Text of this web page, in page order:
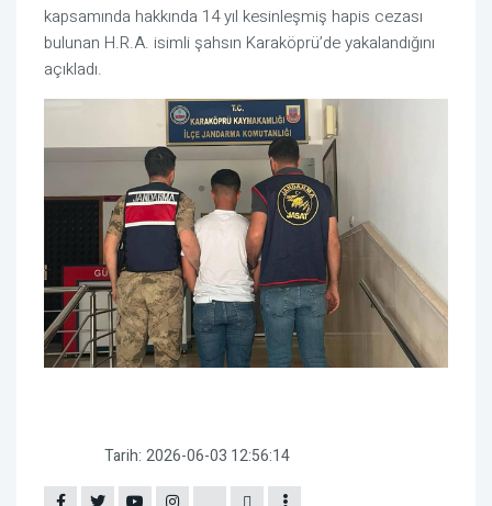
kapsamında hakkında 14 yıl kesinleşmiş hapis cezası
bulunan H.R.A. isimli şahsın Karaköprü’de yakalandığını
açıkladı.
Tarih: 2026-06-03 12:56:14